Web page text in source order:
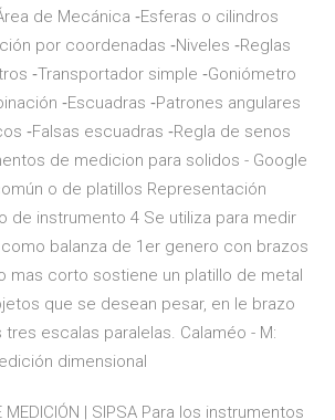
de Mecánica ‐Esferas o cilindros
por coordenadas ‐Niveles ‐Reglas
‐Transportador simple ‐Goniómetro
‐Escuadras ‐Patrones angulares
‐Falsas escuadras ‐Regla de senos
de medicion para solidos - Google
o de platillos Representación
de instrumento 4 Se utiliza para medir
balanza de 1er genero con brazos
mas corto sostiene un platillo de metal
que se desean pesar, en le brazo
escalas paralelas. Calaméo - M:
dimensional
MEDICIÓN | SIPSA Para los instrumentos